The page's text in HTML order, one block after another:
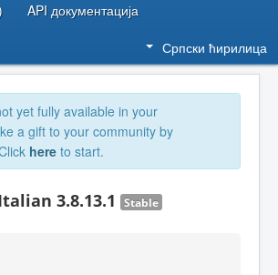
API документација
Српски ћирилица
yet fully available in your
a gift to your community by
here to start.
3.8.13.1 Stable